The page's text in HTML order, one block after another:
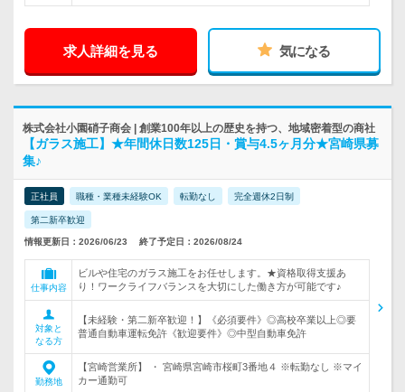
求人詳細を見る 気になる
株式会社小園硝子商会 | 創業100年以上の歴史を持つ、地域密着型の商社
【ガラス施工】★年間休日数125日・賞与4.5ヶ月分★宮崎県募
集♪
正社員 職種・業種未経験OK 転勤なし 完全週休2日制
第二新卒歓迎
情報更新日：2026/06/23 終了予定日：2026/08/24
仕事内容
ビルや住宅のガラス施工をお任せします。★資格取得支援あ
り！ワークライフバランスを大切にした働き方が可能です♪
対象と
なる方
【未経験・第二新卒歓迎！】《必須要件》◎高校卒業以上◎要
普通自動車運転免許《歓迎要件》◎中型自動車免許
勤務地
【宮崎営業所】 ・ 宮崎県宮崎市桜町3番地４ ※転勤なし ※マイ
カー通勤可